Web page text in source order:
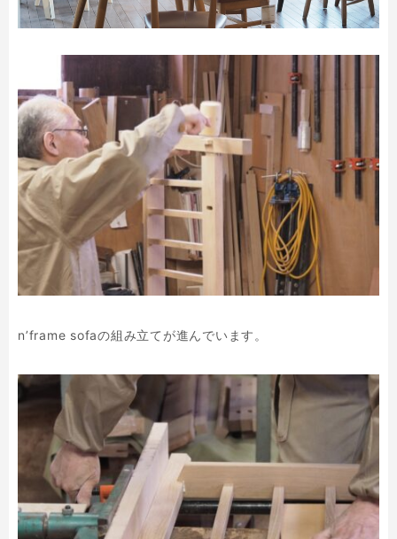
n’frame sofaの組み立てが進んでいます。